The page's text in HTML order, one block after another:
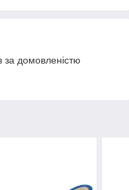
за домовленістю